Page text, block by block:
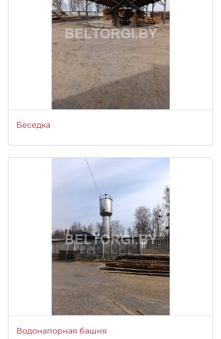
Беседка
Водонапорная башня